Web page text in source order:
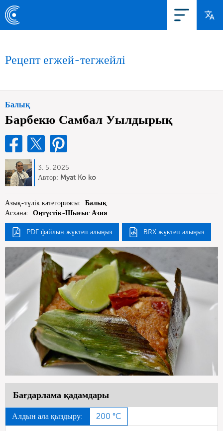
Рецепт егжей-тегжейлі
Балық
Барбекю Самбал Уылдырық
3. 5. 2025
Автор: Myat Ko ko
Азық-түлік категориясы: Балық
Асхана: Оңтүстік-Шығыс Азия
PDF файлын жүктеп алыңыз BRX жүктеп алыңыз
Бағдарлама қадамдары
Алдын ала қыздыру: 200 °C